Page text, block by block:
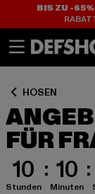
BIS ZU -65%
HOSEN
FÜR
10
Stunden
10
Minuten